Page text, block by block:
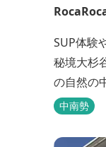
SUP体験
秘境大杉
の自然の
るアクテ
中南勢